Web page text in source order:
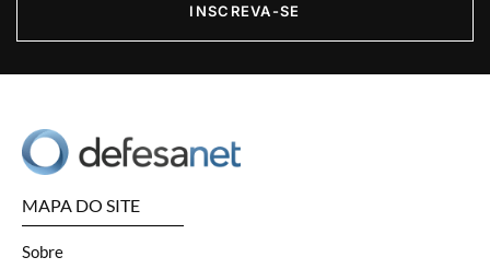
INSCREVA-SE
MAPA DO SITE
Sobre